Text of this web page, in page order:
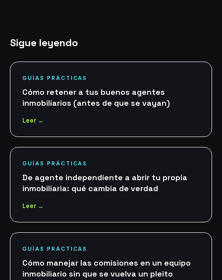
Sigue leyendo
GUÍAS PRÁCTICAS
Cómo retener a tus buenos agentes
inmobiliarios (antes de que se vayan)
Leer →
GUÍAS PRÁCTICAS
De agente independiente a abrir tu propia
inmobiliaria: qué cambia de verdad
Leer →
GUÍAS PRÁCTICAS
Cómo manejar las comisiones en un equipo
inmobiliario sin que se vuelva un pleito